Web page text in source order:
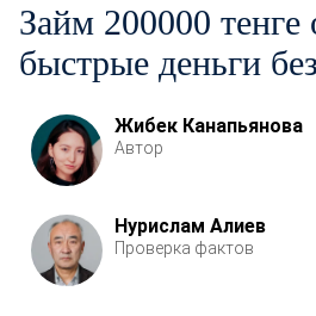
Займ 200000 тенге
быстрые деньги
Жибек Канапьянова
Автор
Нурислам Алиев
Проверка фактов